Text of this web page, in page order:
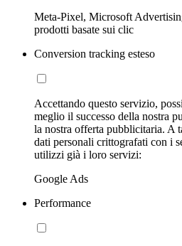
Meta-Pixel, Microsoft
prodotti basate sui clic
Conversion tracking esteso
Accettando questo servizio,
meglio il successo della nostra
la nostra offerta pubblicitaria. A
dati personali crittografati con i
utilizzi già i loro servizi:
Google Ads
Performance